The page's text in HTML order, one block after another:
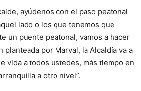
ayúdenos con el paso peatonal
lado o los que tenemos que
un puente peatonal, vamos a hacer
por Marval, la Alcaldía va a
vida a todos ustedes, más tiempo en
a otro nivel”.